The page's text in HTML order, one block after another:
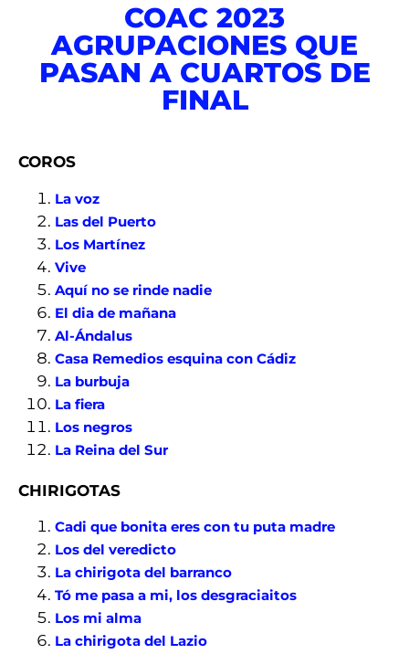
COAC 2023
AGRUPACIONES QUE
PASAN A CUARTOS DE
FINAL
COROS
La voz
Las del Puerto
Los Martínez
Vive
Aquí no se rinde nadie
El dia de mañana
Al-Ándalus
Casa Remedios esquina con Cádiz
La burbuja
La fiera
Los negros
La Reina del Sur
CHIRIGOTAS
Cadi que bonita eres con tu puta madre
Los del veredicto
La chirigota del barranco
Tó me pasa a mi, los desgraciaitos
Los mi alma
La chirigota del Lazio